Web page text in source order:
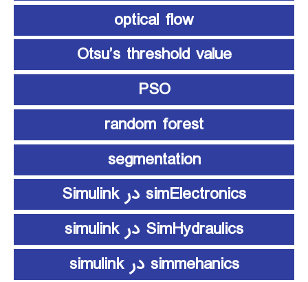
optical flow
Otsu’s threshold value
PSO
random forest
segmentation
simElectronics در Simulink
SimHydraulics در simulink
simmehanics در simulink